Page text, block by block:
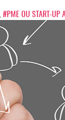
#PME OU START-UP